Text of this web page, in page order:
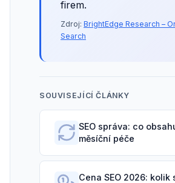
firem.
Zdroj: BrightEdge Research –
Search
SOUVISEJÍCÍ ČLÁNKY
SEO správa: co
měsíční péče
Cena SEO 2026: kolik